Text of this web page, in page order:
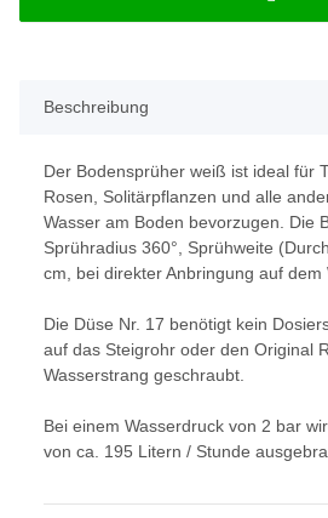
Beschreibung
Der Bodensprüher weiß ist ideal für
Rosen, Solitärpflanzen und alle
Wasser am Boden bevorzugen. Die
Sprühradius 360°, Sprühweite
cm, bei direkter Anbringung auf
Die Düse Nr. 17 benötigt kein
auf das Steigrohr oder den Original
Wasserstrang geschraubt.
Bei einem Wasserdruck von 2 bar
von ca. 195 Litern / Stunde